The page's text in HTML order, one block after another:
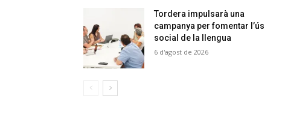
Tordera impulsarà una
campanya per fomentar l’ús
social de la llengua
6 d'agost de 2026